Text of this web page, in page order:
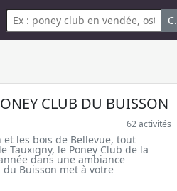
C.
CLUB DU BUISSON
+ 62 activités
les bois de Bellevue, tout
Tauxigny, le Poney Club de la
dans une ambiance
du Buisson met à votre